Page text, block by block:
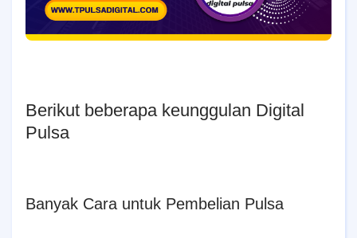
Berikut beberapa keunggulan Digital
Pulsa
Banyak Cara untuk Pembelian Pulsa